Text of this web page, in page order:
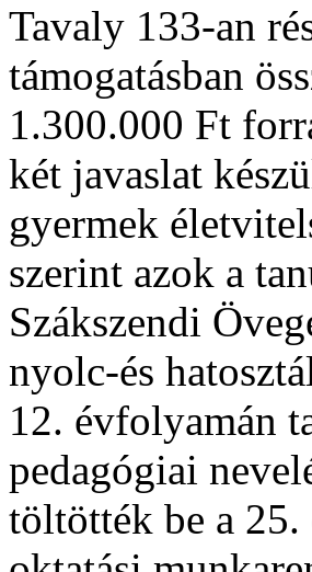
Tavaly 133-an
támogatásban
1.300.000 Ft
két javaslat
gyermek
szerint azok a
Szákszendi
nyolc-és
12. évfolyamán
pedagógiai
töltötték be a